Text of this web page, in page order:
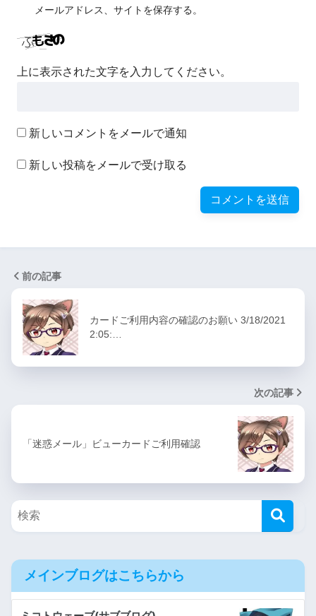
メールアドレス、サイトを保存する。
上に表示された文字を入力してください。
新しいコメントをメールで通知
新しい投稿をメールで受け取る
前の記事
カードご利用内容の確認のお願い 3/18/2021
2:05:…
次の記事
「迷惑メール」ビューカードご利用確認
メインブログはこちらから